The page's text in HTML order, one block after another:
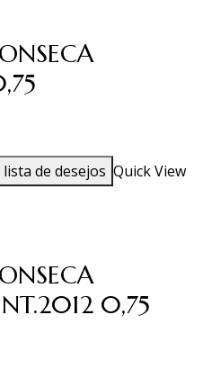
de desejos Quick View
0,75